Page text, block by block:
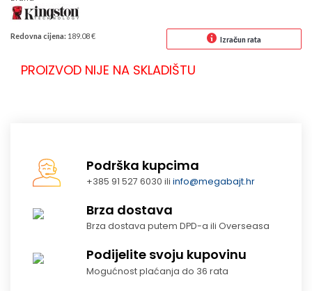
Redovna cijena: 189.08 € Izračun rata
PROIZVOD NIJE NA SKLADIŠTU
Podrška kupcima
+385 91 527 6030 iliinfo@megabajt.hr
Brza dostava
Brza dostava putem DPD-a ili Overseasa
Podijelite svoju kupovinu
Mogućnost plaćanja do 36 rata